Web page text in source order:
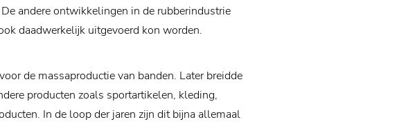
andere ontwikkelingen in de rubberindustrie
daadwerkelijk uitgevoerd kon worden.
de massaproductie van banden. Later breidde
producten zoals sportartikelen, kleding,
In de loop der jaren zijn dit bijna allemaal